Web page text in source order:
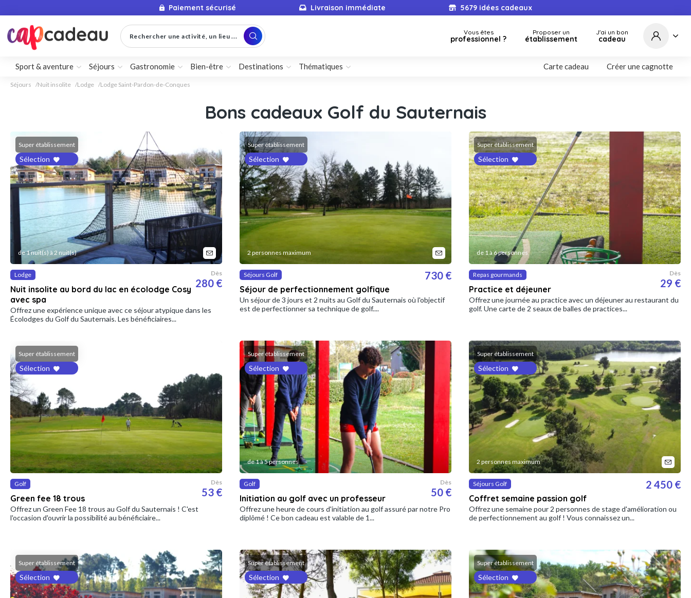
Paiement sécurisé Livraison immédiate 5679 idées cadeaux
Rechercher une activité, un lieu ... Vous êtes
professionnel ?
Proposer un
établissement
J'ai un bon
cadeau
Sport & aventure Séjours Gastronomie Bien-être Destinations Thématiques Carte cadeau Créer une cagnotte
Séjours Nuit insolite Lodge Lodge Saint-Pardon-de-Conques
Bons cadeaux Golf du Sauternais
Super établissement
Sélection
de 1 nuit(s) à 2 nuit(s)
Lodge
Nuit insolite au bord du lac en écolodge Cosy
avec spa
Dès
280 €
Offrez une expérience unique avec ce séjour atypique dans les
Écolodges du Golf du Sauternais. Les bénéficiaires...
Super établissement
Sélection
2 personnes maximum
Séjours Golf
Séjour de perfectionnement golfique
730 €
Un séjour de 3 jours et 2 nuits au Golf du Sauternais où l'objectif
est de perfectionner sa technique de golf....
Super établissement
Sélection
de 1 à 6 personnes
Repas gourmands
Practice et déjeuner
Dès
29 €
Offrez une journée au practice avec un déjeuner au restaurant du
golf. Une carte de 2 seaux de balles de practices...
Super établissement
Sélection
Golf
Green fee 18 trous
Dès
53 €
Offrez un Green Fee 18 trous au Golf du Sauternais ! C'est
l'occasion d'ouvrir la possibilité au bénéficiaire...
Super établissement
Sélection
de 1 à 5 personnes
Golf
Initiation au golf avec un professeur
Dès
50 €
Offrez une heure de cours d'initiation au golf assuré par notre Pro
diplômé ! Ce bon cadeau est valable de 1...
Super établissement
Sélection
2 personnes maximum
Séjours Golf
Coffret semaine passion golf
2 450 €
Offrez une semaine pour 2 personnes de stage d'amélioration ou
de perfectionnement au golf ! Vous connaissez un...
Super établissement
Sélection
Super établissement
Sélection
Super établissement
Sélection